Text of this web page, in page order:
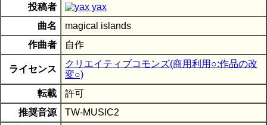
投稿者
yax
曲名
magical islands
作曲者
自作
ライセンス
クリエイティブコモンズ(商用利用○:作品の改
変○)
転載
許可
推奨音源
TW-MUSIC2